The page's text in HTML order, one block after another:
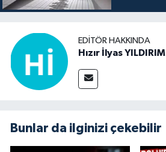
EDITÖR HAKKINDA
Hızır İlyas YILDIRIM
Bunlar da ilginizi çekebilir